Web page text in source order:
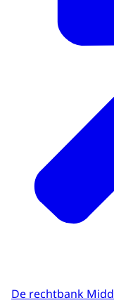
De rechtbank